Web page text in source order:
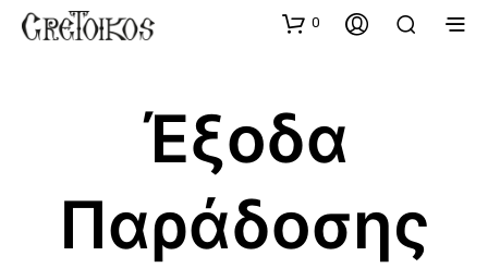
0
Έξοδα
Παράδοσης